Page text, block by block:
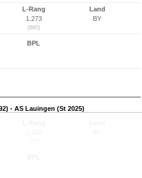
L-Rang
1.273
(860)
Land
BY
BPL
- AS Lauingen (St 2025)